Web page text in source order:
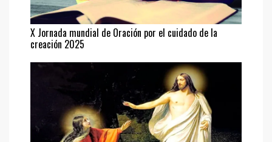
X Jornada mundial de Oración por el cuidado de la
creación 2025